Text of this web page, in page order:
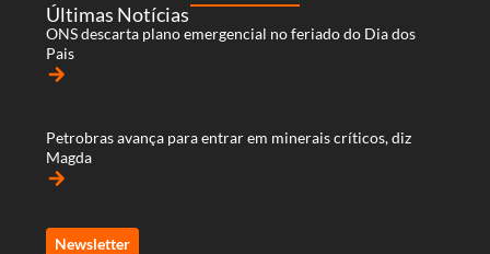
Últimas Notícias
ONS descarta plano emergencial no feriado do Dia dos
Pais
arrow_forward
Petrobras avança para entrar em minerais críticos, diz
Magda
arrow_forward
Newsletter